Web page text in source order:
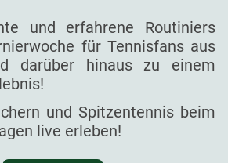
und erfahrene Routiniers
für Tennisfans aus
darüber hinaus zu einem
und Spitzentennis beim
live erleben!